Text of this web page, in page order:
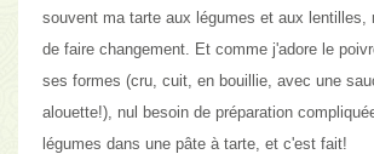
souvent ma tarte aux légumes et aux lentilles,
de faire changement. Et comme j'adore le
ses formes (cru, cuit, en bouillie, avec une
alouette!), nul besoin de préparation
légumes dans une pâte à tarte, et c'est fait!